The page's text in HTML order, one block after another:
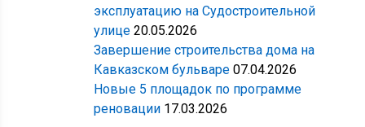
эксплуатацию на Судостроительной
улице 20.05.2026
Завершение строительства дома на
Кавказском бульваре 07.04.2026
Новые 5 площадок по программе
реновации 17.03.2026